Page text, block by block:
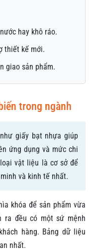
hay khô ráo.
thiết kế mới.
giao sản phẩm.
trong ngành
giấy bạt nhựa giúp
ứng dụng và mức chi
vật liệu là cơ sở để
và kinh tế nhất.
khóa để sản phẩm vừa
ra đều có một sứ mệnh
hàng. Bảng dữ liệu
nhất.